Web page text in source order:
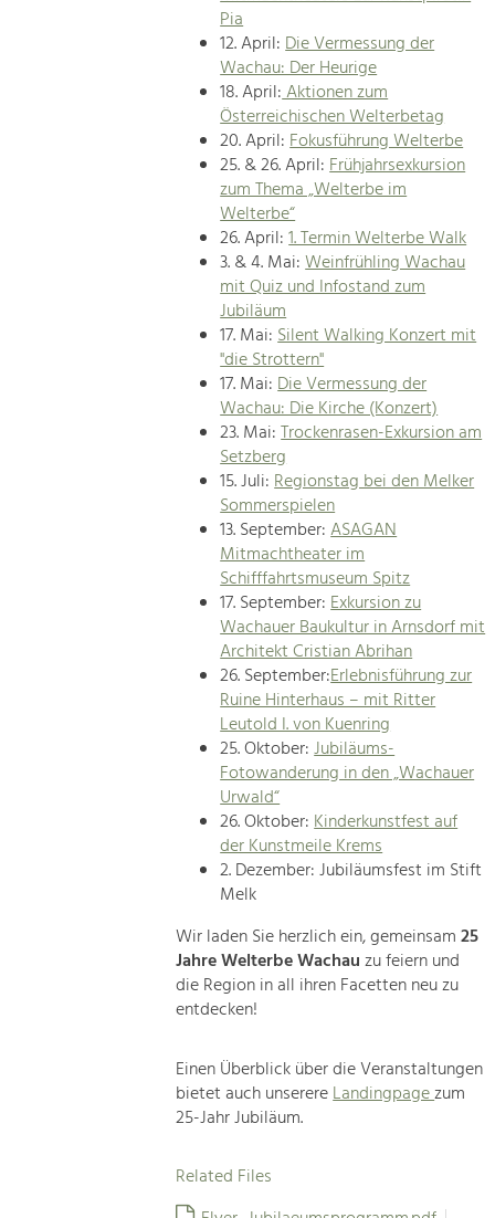
Pia
12. April:Die Vermessung der
Wachau: Der Heurige
18. April:Aktionen zum
Österreichischen Welterbetag
20. April:Fokusführung Welterbe
25. & 26. April:Frühjahrsexkursion
zum Thema „Welterbe im
Welterbe“
26. April:1. Termin Welterbe Walk
3. & 4. Mai:Weinfrühling Wachau
mit Quiz und Infostand zum
Jubiläum
17. Mai:Silent Walking Konzert mit
"die Strottern"
17. Mai:Die Vermessung der
Wachau: Die Kirche (Konzert)
23. Mai:Trockenrasen-Exkursion am
Setzberg
15. Juli:Regionstag bei den Melker
Sommerspielen
13. September:ASAGAN
Mitmachtheater im
Schifffahrtsmuseum Spitz
17. September:Exkursion zu
Wachauer Baukultur in Arnsdorf mit
Architekt Cristian Abrihan
26. September:Erlebnisführung zur
Ruine Hinterhaus – mit Ritter
Leutold I. von Kuenring
25. Oktober:Jubiläums-
Fotowanderung in den „Wachauer
Urwald“
26. Oktober:Kinderkunstfest auf
der Kunstmeile Krems
2. Dezember: Jubiläumsfest im Stift
Melk
Wir laden Sie herzlich ein, gemeinsam25
Jahre Welterbe Wachauzu feiern und
die Region in all ihren Facetten neu zu
entdecken!
Einen Überblick über die Veranstaltungen
bietet auch unserereLandingpagezum
25-Jahr Jubiläum.
Related Files